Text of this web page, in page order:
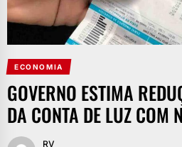
ECONOMIA
GOVERNO ESTIMA
DA CONTA DE LUZ COM
RV